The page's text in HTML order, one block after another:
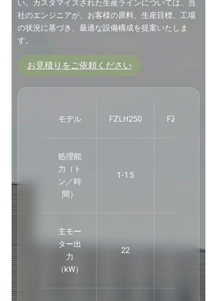
い。カスタマイズされた生産ラインについては、当
社のエンジニアが、お客様の原料、生産目標、工場
の状況に基づき、最適な設備構成を提案いたしま
す。.
お見積りをご依頼ください
モデル FZLH250 FZLH320
処理能
力（ト
ン／時
間）
1-1.5
主モー
ター出
力
（kW）
22